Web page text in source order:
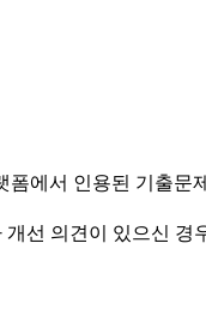
에서 인용된 기출
선 의견이 있으신 경